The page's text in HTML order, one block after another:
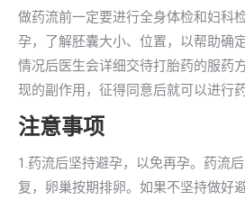
做药流前一定要进行全身体检和妇科
孕，了解胚囊大小、位置，以帮助确
情况后医生会详细交待打胎药的服药
现的副作用，征得同意后就可以进行药
注意事项
1.药流后坚持避孕，以免再孕。药流
复，卵巢按期排卵。如果不坚持做好